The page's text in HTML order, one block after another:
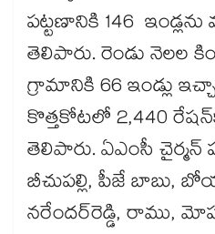
పట్టణానికి 146
తెలిపారు. రెండు నెలల
గ్రామానికి 66 ఇండ్లు
కొత్తకోటలో 2,440
తెలిపారు. ఏఎంసీ చైర్మన్​
బీచుపల్లి, పీజే బాబు,
నరేందర్​రెడ్డి, రాము,